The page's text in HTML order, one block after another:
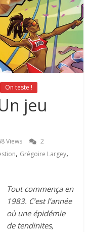
On teste !
jeu
Views
2
, Grégoire Largey,
Tout commença en
1983. C’est l’année
où une épidémie
de tendinites,